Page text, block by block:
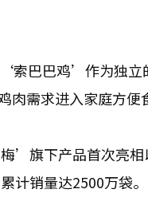
索巴巴鸡’作为独
需求进入家庭方便
’旗下产品首次亮相
计销量达2500万袋。